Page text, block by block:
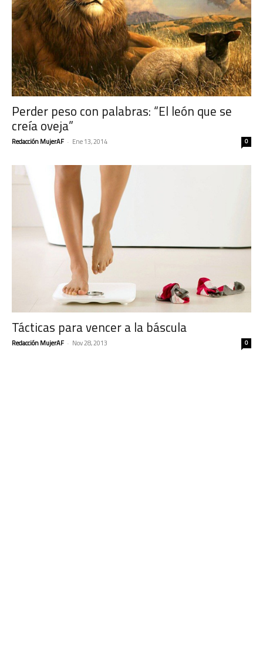
Perder peso con palabras: “El león que se
creía oveja”
Redacción MujerAF - Ene 13, 2014 0
Tácticas para vencer a la báscula
Redacción MujerAF - Nov 28, 2013 0